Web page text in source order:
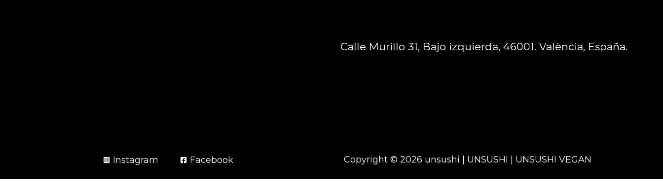
Calle Murillo 31, Bajo izquierda, 46001. València, España.
Instagram Facebook Copyright © 2026 unsushi | UNSUSHI | UNSUSHI VEGAN